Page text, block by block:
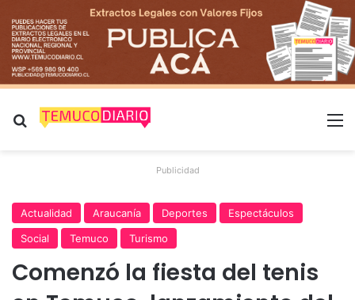
Buscar por
Publicidad
Actualidad Araucanía Deportes
Espectáculos
Social
Temuco Turismo
Comenzó la fiesta del tenis